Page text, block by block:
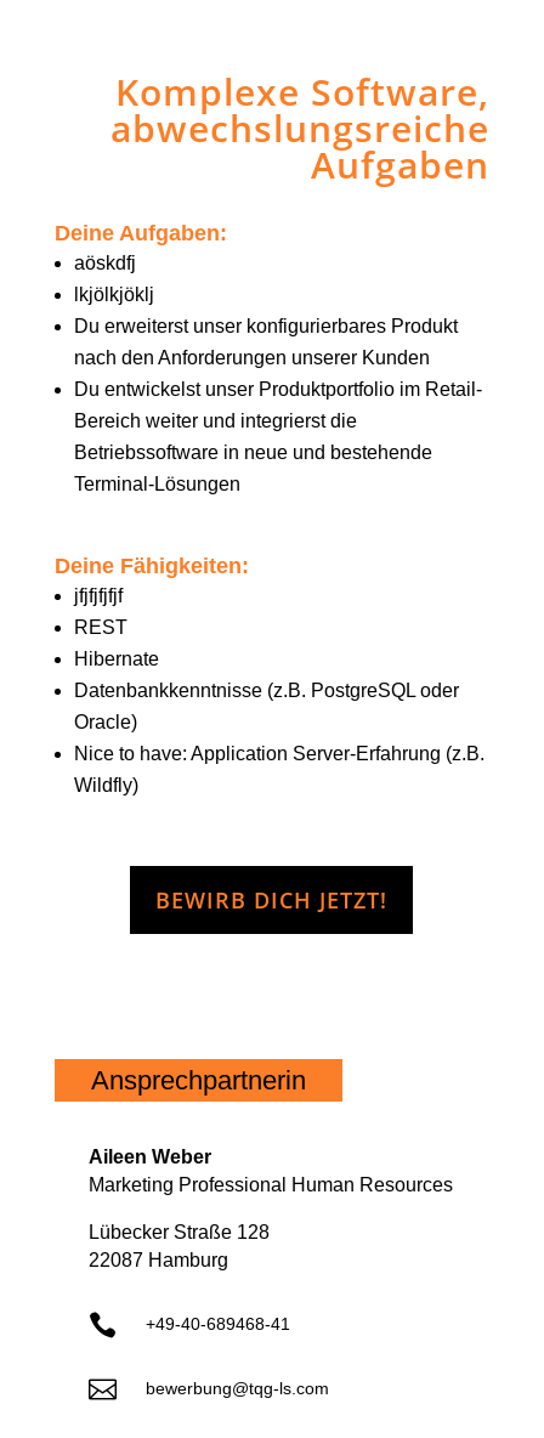
Komplexe Software,
abwechslungsreiche
Aufgaben
Deine Aufgaben:
aöskdfj
lkjölkjöklj
Du erweiterst unser konfigurierbares Produkt
nach den Anforderungen unserer Kunden
Du entwickelst unser Produktportfolio im Retail-
Bereich weiter und integrierst die
Betriebssoftware in neue und bestehende
Terminal-Lösungen
Deine Fähigkeiten:
jfjfjfjfjf
REST
Hibernate
Datenbankkenntnisse (z.B. PostgreSQL oder
Oracle)
Nice to have: Application Server-Erfahrung (z.B.
Wildfly)
BEWIRB DICH JETZT!
Ansprechpartnerin
Aileen Weber
Marketing Professional Human Resources
Lübecker Straße 128
22087 Hamburg
 +49-40-689468-41
 bewerbung@tqg-ls.com